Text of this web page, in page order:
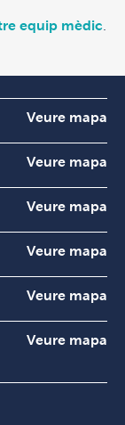
equip mèdic.
Veure mapa
Veure mapa
Veure mapa
Veure mapa
Veure mapa
Veure mapa